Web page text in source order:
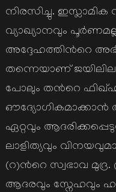
നിരസിച്ചു.
വ്യാഖ്യാനവും
അദ്ദേഹത്തിന്‍റെ
തന്നെയാണ്
പോലും തന്‍റെ
ഔദ്യോഗികമാക്കാന്‍
ഏറ്റവും
ലാളിത്യവും
(റ)ന്‍റെ സ്വഭാവ
ആദരവും സ്നേഹവും